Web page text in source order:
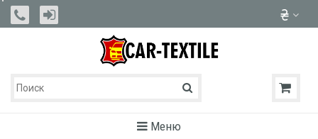
Меню